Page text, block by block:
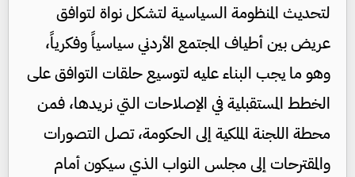
لتحديث المنظومة السياسية لتشكل نواة لتوافق
عريض بين أطياف المجتمع الأردني سياسياً وفكرياً،
وهو ما يجب البناء عليه لتوسيع حلقات التوافق على
الخطط المستقبلية في الإصلاحات التي نريدها، فمن
محطة اللجنة الملكية إلى الحكومة، تصل التصورات
والمقترحات إلى مجلس النواب الذي سيكون أمام